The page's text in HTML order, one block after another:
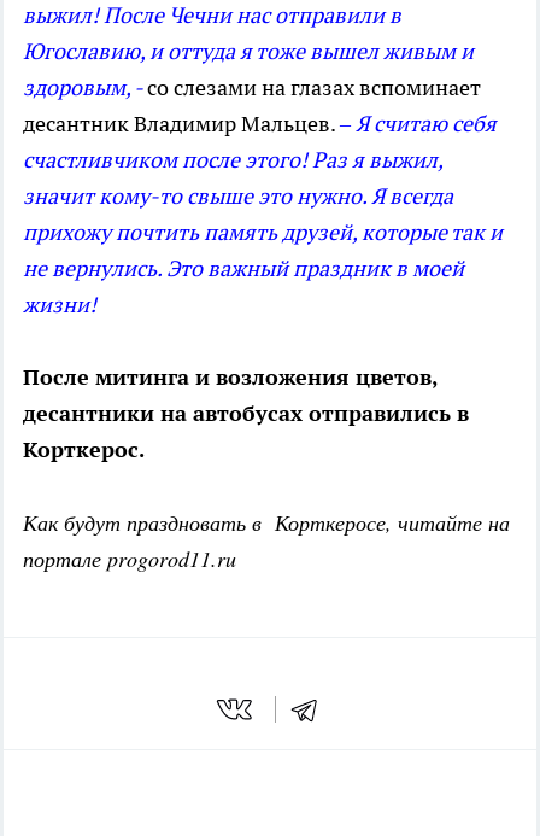
выжил! После Чечни нас отправили в
Югославию, и оттуда я тоже вышел живым и
здоровым, -со слезами на глазах вспоминает
десантник Владимир Мальцев.– Я считаю себя
счастливчиком после этого! Раз я выжил,
значит кому-то свыше это нужно. Я всегда
прихожу почтить память друзей, которые так и
не вернулись. Это важный праздник в моей
жизни!
После митинга и возложения цветов,
десантники на автобусах отправились в
Корткерос.
Как будут праздновать в Корткеросе, читайте на
портале progorod11.ru